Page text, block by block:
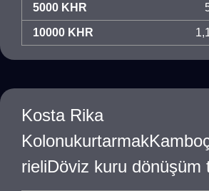
5000 KHR
10000 KHR
Kosta Rika
rieliDöviz kuru dönüşüm